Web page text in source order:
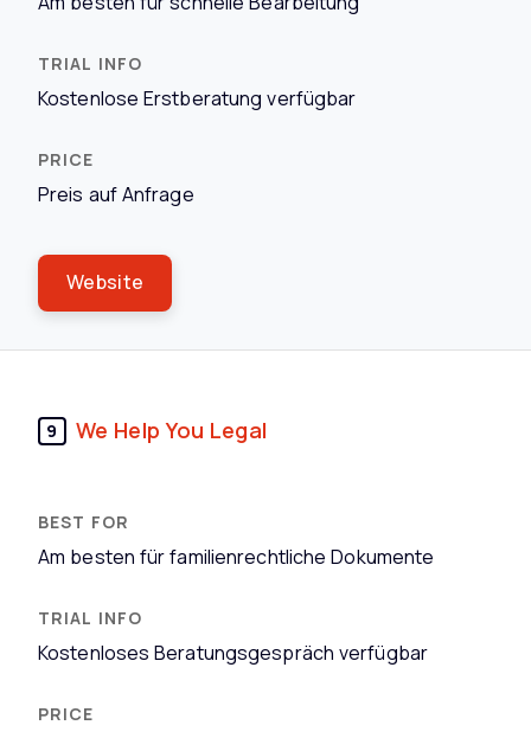
Kostenlose Erstberatung verfügbar
Preis auf Anfrage
Website
9 We Help You Legal
Am besten für familienrechtliche Dokumente
Kostenloses Beratungsgespräch verfügbar